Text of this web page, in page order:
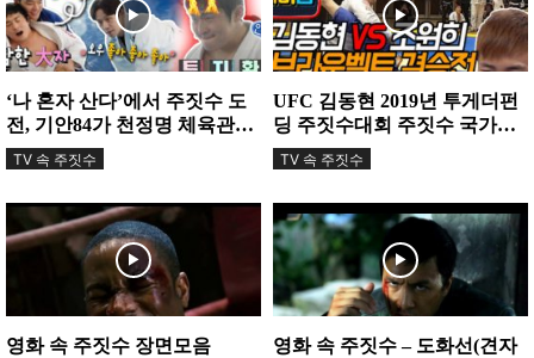
‘나 혼자 산다’에서 주짓수 도
전, 기안84가 천정명 체육관에
서 땀을 흘렸다
TV 속 주짓수
UFC 김동현 2019년 투게더펀
딩 주짓수대회 주짓수 국가대
표 조원희 선수와의 본인 주짓
수...
TV 속 주짓수
영화 속 주짓수 장면모음
영화 속 주짓수 – 도화선(견자